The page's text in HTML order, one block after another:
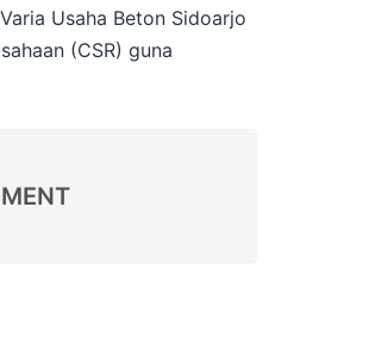
Usaha Beton Sidoarjo
(CSR) guna